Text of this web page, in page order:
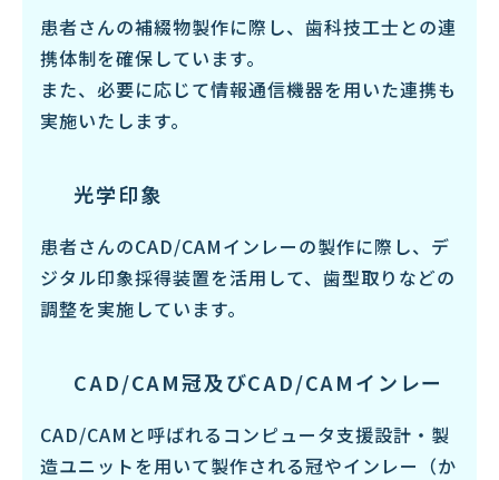
患者さんの補綴物製作に際し、歯科技工士との連
携体制を確保しています。
また、必要に応じて情報通信機器を用いた連携も
実施いたします。
光学印象
患者さんのCAD/CAMインレーの製作に際し、デ
ジタル印象採得装置を活用して、歯型取りなどの
調整を実施しています。
CAD/CAM冠及びCAD/CAMインレー
CAD/CAMと呼ばれるコンピュータ支援設計・製
造ユニットを用いて製作される冠やインレー（か